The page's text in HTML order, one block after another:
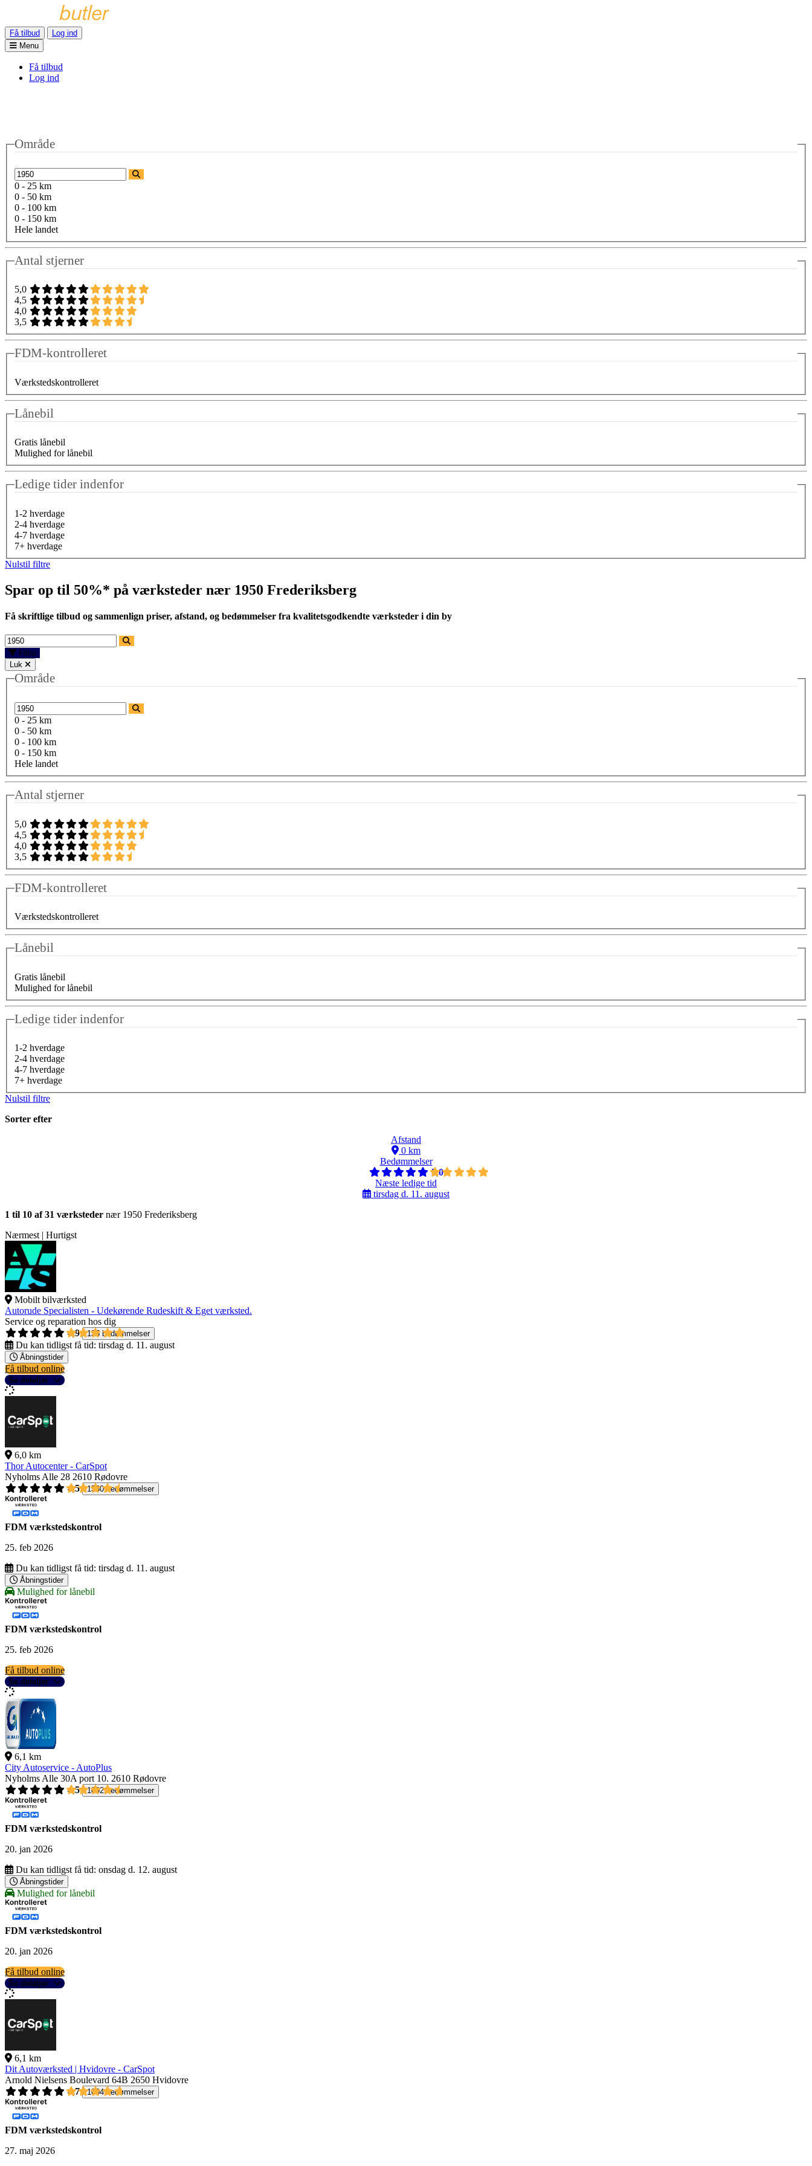
Få tilbud
Log ind
Menu
Få tilbud
Log ind
Område
0 - 25 km
0 - 50 km
0 - 100 km
0 - 150 km
Hele landet
Antal stjerner
5,0
4,5
4,0
3,5
FDM-kontrolleret
Værkstedskontrolleret
Lånebil
Gratis lånebil
Mulighed for lånebil
Ledige tider indenfor
1-2 hverdage
2-4 hverdage
4-7 hverdage
7+ hverdage
Nulstil filtre
Spar op til 50%* på værksteder nær 1950 Frederiksberg
Få skriftlige tilbud og sammenlign priser, afstand, og bedømmelser fra kvalitetsgodkendte værksteder i din by
Filtre
Luk
Område
0 - 25 km
0 - 50 km
0 - 100 km
0 - 150 km
Hele landet
Antal stjerner
5,0
4,5
4,0
3,5
FDM-kontrolleret
Værkstedskontrolleret
Lånebil
Gratis lånebil
Mulighed for lånebil
Ledige tider indenfor
1-2 hverdage
2-4 hverdage
4-7 hverdage
7+ hverdage
Nulstil filtre
Sorter efter
Afstand
0 km
Bedømmelser
5,0
Næste ledige tid
tirsdag d. 11. august
1 til 10 af 31 værksteder nær 1950 Frederiksberg
Nærmest | Hurtigst
Mobilt bilværksted
Autorude Specialisten - Udekørende Rudeskift & Eget værksted.
Service og reparation hos dig
4,9
135 bedømmelser
Du kan tidligst få tid: tirsdag d. 11. august
Åbningstider
Få tilbud online
Se detaljer
6,0 km
Thor Autocenter - CarSpot
Nyholms Alle 28 2610 Rødovre
4,5
1560 bedømmelser
FDM værkstedskontrol
25. feb 2026
Du kan tidligst få tid: tirsdag d. 11. august
Åbningstider
Mulighed for lånebil
FDM værkstedskontrol
25. feb 2026
Få tilbud online
Se detaljer
6,1 km
City Autoservice - AutoPlus
Nyholms Alle 30A port 10. 2610 Rødovre
4,5
1092 bedømmelser
FDM værkstedskontrol
20. jan 2026
Du kan tidligst få tid: onsdag d. 12. august
Åbningstider
Mulighed for lånebil
FDM værkstedskontrol
20. jan 2026
Få tilbud online
Se detaljer
6,1 km
Dit Autoværksted | Hvidovre - CarSpot
Arnold Nielsens Boulevard 64B 2650 Hvidovre
4,7
1004 bedømmelser
FDM værkstedskontrol
27. maj 2026